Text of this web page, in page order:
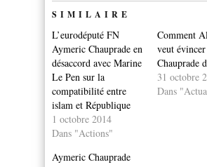
SIMILAIRE
L’eurodéputé FN
Aymeric Chauprade en
désaccord avec Marine
Le Pen sur la
compatibilité entre
islam et République
1 octobre 2014
Dans "Actions"
Comment
veut
Chauprade
31 octobre
Dans
Aymeric Chauprade